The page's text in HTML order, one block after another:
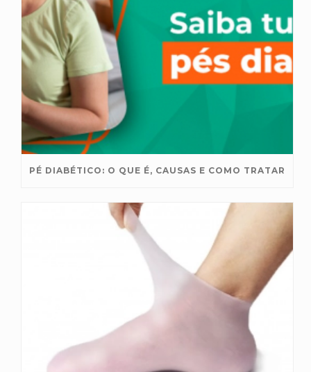
PÉ DIABÉTICO: O QUE É, CAUSAS E COMO TRATAR